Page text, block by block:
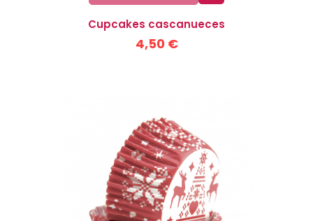
Cupcakes cascanueces
4,50 €